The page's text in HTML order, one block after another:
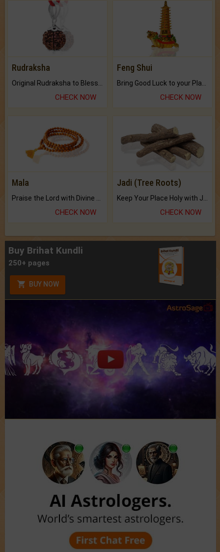
Rudraksha
CHECK NOW
Feng Shui
CHECK NOW
Mala
Praise the Lord with Divine Energies of Mala.
CHECK NOW
Jadi (Tree Roots)
Keep Your Place Holy with Jadi.
CHECK NOW
Buy Brihat Kundli
250+ pages
BUY NOW